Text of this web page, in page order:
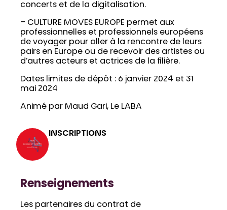
concerts et de la digitalisation.
– CULTURE MOVES EUROPE permet aux
professionnelles et professionnels européens
de voyager pour aller à la rencontre de leurs
pairs en Europe ou de recevoir des artistes ou
d’autres acteurs et actrices de la filière.
Dates limites de dépôt : 6 janvier 2024 et 31
mai 2024
Animé par Maud Gari, Le LABA
INSCRIPTIONS
Renseignements
Les partenaires du contrat de